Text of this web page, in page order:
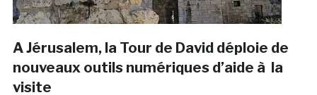
A Jérusalem, la Tour de David déploie de
nouveaux outils numériques d’aide à la
visite